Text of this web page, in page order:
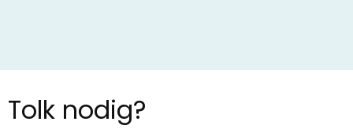
Tolk nodig?